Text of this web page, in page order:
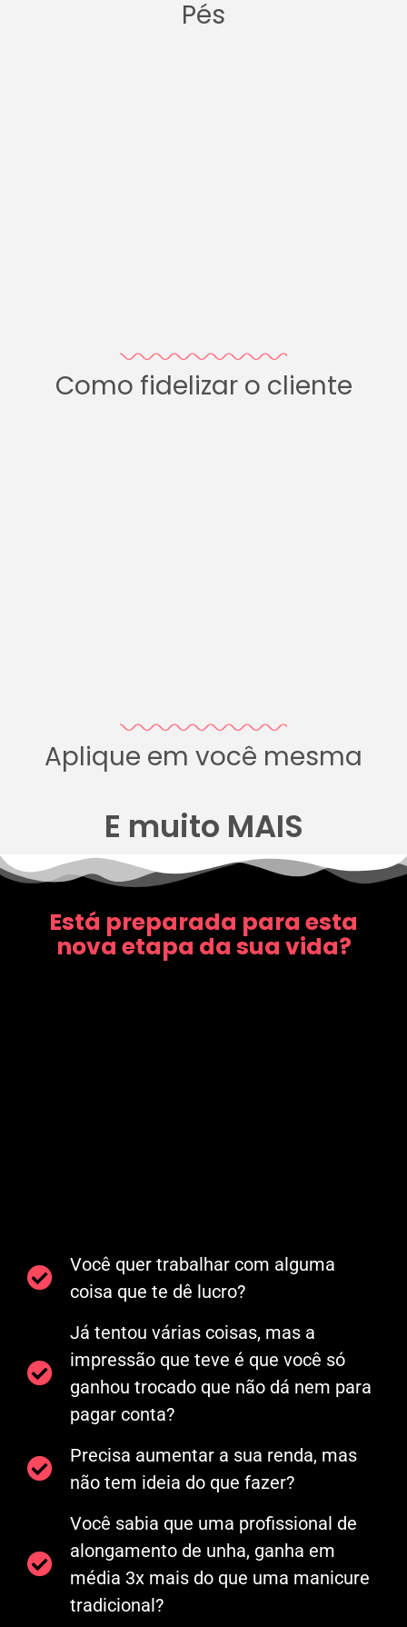
Pés
Como fidelizar o cliente
Aplique em você mesma
E muito MAIS
Está preparada para esta
nova etapa da sua vida?
Você quer trabalhar com alguma
coisa que te dê lucro?
Já tentou várias coisas, mas a
impressão que teve é que você só
ganhou trocado que não dá nem para
pagar conta?
Precisa aumentar a sua renda, mas
não tem ideia do que fazer?
Você sabia que uma profissional de
alongamento de unha, ganha em
média 3x mais do que uma manicure
tradicional?